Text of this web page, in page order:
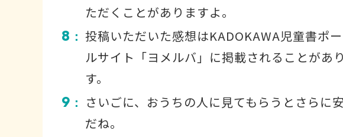
ただくことがありますよ。
8 ： 投稿いただいた感想はKADOKAWA児童書ポ
ルサイト「ヨメルバ」に掲載されることがあ
す。
9 ：
さいごに、おうちの人に見てもらうとさらに
だね。